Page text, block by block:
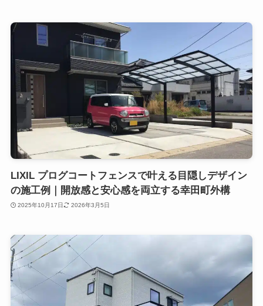
LIXIL プログコートフェンスで叶える目隠しデザイン
の施工例｜開放感と安心感を両立する幸田町外構
2025年10月17日 2026年3月5日